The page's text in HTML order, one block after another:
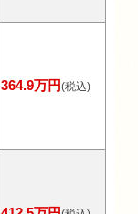
364.9万円(税込)